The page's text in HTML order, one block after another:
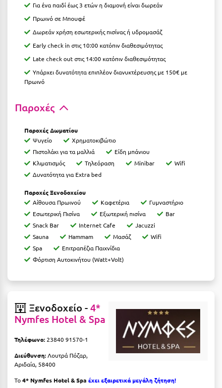
Κοζάνη
Κοκκώνι Κορινθίας
Κομοτηνή
Κόνιτσα
Κόρινθος
Κορώνη
Κουφονήσια
Κρήτη
Κρουαζιέρες
Κύθηρα
Κυλλήνη
Κύμη Ευβοίας
Κυπαρισσία
Λ
Λαγκάδια
Λακόπετρα Αχαΐας
Για ένα παιδί έως 3 ετών η διαμονή είναι δωρεάν
Πρωινό σε Μπουφέ
Δωρεάν χρήση εσωτερικής πισίνας ή υδρομασάζ
Early check in στις 10:00 κατόπιν διαθεσιμότητας
Late check out στις 14:00 κατόπιν διαθεσιμότητας
Υπάρχει δυνατότητα επιπλέον διανυκτέρευσης με 150€ με
Πρωινό
Παροχές
Παροχές Δωματίου
Ψυγείο
Χρηματοκιβώτιο
Πιστολάκι για τα μαλλιά
Eίδη μπάνιου
Κλιματισμός
Τηλεόραση Minibar
Wifi
Δυνατότητα για Extra bed
Παροχές Ξενοδοχείου
Αίθουσα Πρωινού
Καφετέρια
Γυμναστήριο
Εσωτερική Πισίνα
Εξωτερική πισίνα
Bar
Snack Bar
Internet Cafe
Jacuzzi
Sauna
Hammam Μασάζ
Wifi
Spa
Επιτραπέζια Παιχνίδια
Φόρτιση Αυτοκινήτου (Watt+Volt)
Ξενοδοχείο -4*
Nymfes Hotel & Spa
Τηλέφωνο: 23840 91570-1
Διεύθυνση:Λουτρά Πόζαρ,
Αριδαία, 58400
Το4* Nymfes Hotel & Spa έχει εξαιρετικά μεγάλη ζήτηση!